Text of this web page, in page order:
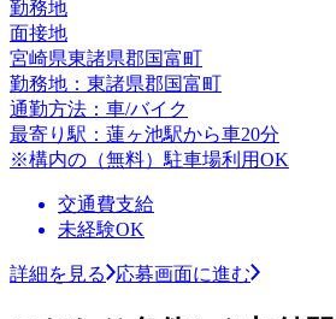
勤務地
面接地
宮崎県東諸県郡国富町
勤務地：東諸県郡国富町
通勤方法：車/バイク
最寄り駅：蓮ヶ池駅から車20分
※構内の（無料）駐車場利用OK
交通費支給
未経験OK
詳細を見る 応募画面に進む